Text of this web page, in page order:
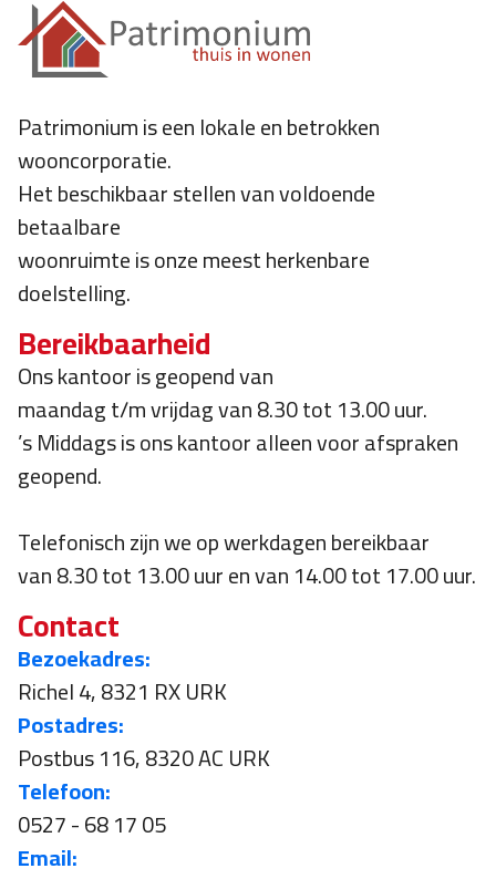
Patrimonium is een lokale en betrokken
wooncorporatie.
Het beschikbaar stellen van voldoende
betaalbare
woonruimte is onze meest herkenbare
doelstelling.
Bereikbaarheid
Ons kantoor is geopend van
maandag t/m vrijdag van 8.30 tot 13.00 uur.
’s Middags is ons kantoor alleen voor afspraken
geopend.
Telefonisch zijn we op werkdagen bereikbaar
van 8.30 tot 13.00 uur en van 14.00 tot 17.00 uur.
Contact
Bezoekadres:
Richel 4, 8321 RX URK
Postadres:
Postbus 116, 8320 AC URK
Telefoon:
0527 - 68 17 05
Email: